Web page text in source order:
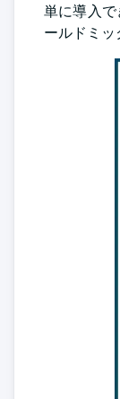
単に導入
ールドミッ